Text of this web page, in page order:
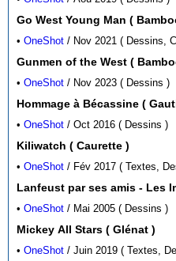
•OneShot / Nov 2021 (
•OneShot / Nov 2023 ( Dessins )
Hommage à Bécassine (
•OneShot / Oct 2016 ( Dessins )
Kiliwatch ( Caurette )
•OneShot / Fév 2017 (
Lanfeust par ses amis - Les
•OneShot / Mai 2005 ( Dessins )
Mickey All Stars ( Glénat )
•OneShot / Juin 2019 (